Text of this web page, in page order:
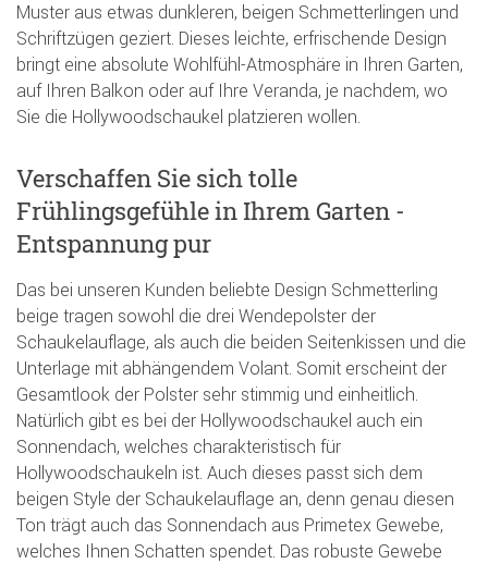
Muster aus etwas dunkleren, beigen Schmetterlingen und
Schriftzügen geziert. Dieses leichte, erfrischende Design
bringt eine absolute Wohlfühl-Atmosphäre in Ihren Garten,
auf Ihren Balkon oder auf Ihre Veranda, je nachdem, wo
Sie die Hollywoodschaukel platzieren wollen.
Verschaffen Sie sich tolle
Frühlingsgefühle in Ihrem Garten -
Entspannung pur
Das bei unseren Kunden beliebte Design Schmetterling
beige tragen sowohl die drei Wendepolster der
Schaukelauflage, als auch die beiden Seitenkissen und die
Unterlage mit abhängendem Volant. Somit erscheint der
Gesamtlook der Polster sehr stimmig und einheitlich.
Natürlich gibt es bei der Hollywoodschaukel auch ein
Sonnendach, welches charakteristisch für
Hollywoodschaukeln ist. Auch dieses passt sich dem
beigen Style der Schaukelauflage an, denn genau diesen
Ton trägt auch das Sonnendach aus Primetex Gewebe,
welches Ihnen Schatten spendet. Das robuste Gewebe